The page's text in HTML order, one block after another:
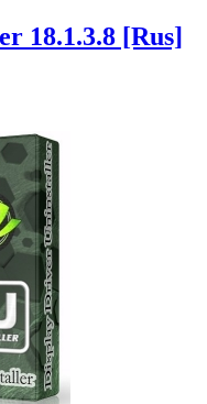
18.1.3.8 [Rus]